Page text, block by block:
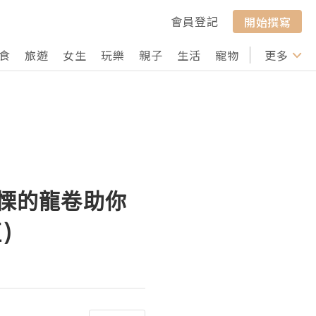
會員登記
開始撰寫
旅遊 女生 玩樂 親子 生活 寵物 行山 打卡
更多
的龍卷助你